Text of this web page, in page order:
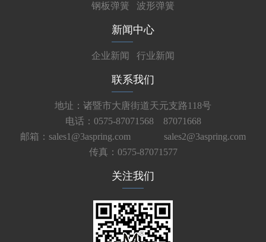
钢板弹簧
波形弹簧
新闻中心
企业新闻 行业新闻
联系我们
地址：诸暨市大唐街道天元支路118号
电话：0575-87071568 87071668
邮箱：sales1@3aspring.com
sales2@3aspring.com
传真：0575-87071577
关注我们